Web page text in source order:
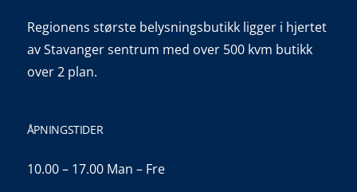
Regionens største belysningsbutikk ligger i hjertet
av Stavanger sentrum med over 500 kvm butikk
over 2 plan.
ÅPNINGSTIDER
10.00 – 17.00 Man – Fre